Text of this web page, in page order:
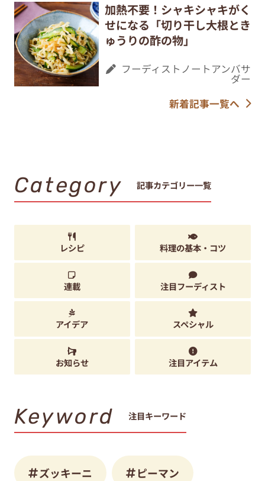
加熱不要！シャキシャキがく
せになる「切り干し大根とき
ゅうりの酢の物」
フーディストノートアンバサ
ダー
新着記事一覧へ
Category 記事カテゴリー一覧
レシピ 料理の基本・コツ
連載 注目フーディスト
アイデア スペシャル
お知らせ 注目アイテム
Keyword 注目キーワード
ズッキーニ ピーマン